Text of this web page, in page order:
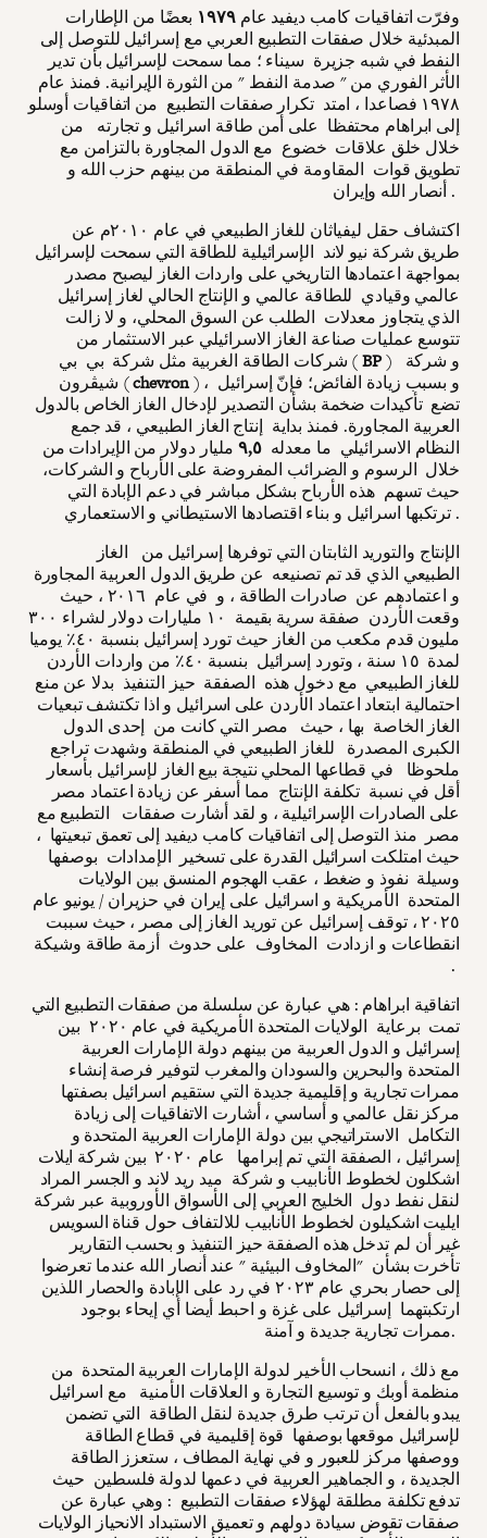
وفرّت اتفاقيات كامب ديفيد عام١٩٧٩ بعضًا من الإطارات
المبدئية خلال صفقات التطبيع العربي مع إسرائيل للتوصل إلى
النفط في شبه جزيرة سيناء ؛ مما سمحت لإسرائيل بأن تدير
الأثر الفوري من " صدمة النفط " من الثورة الإيرانية. فمنذ عام
١٩٧٨ فصاعدا ، امتد تكرار صفقات التطبيع من اتفاقيات أوسلو
إلى ابراهام محتفظا على أمن طاقة اسرائيل و تجارته من
خلال خلق علاقات خضوع مع الدول المجاورة بالتزامن مع
تطويق قوات المقاومة في المنطقة من بينهم حزب الله و
أنصار الله وإيران .
طريق شركة نيو لاند الإسرائيلية للطاقة التي سمحت لإسرائيل
بمواجهة اعتمادها التاريخي على واردات الغاز ليصبح مصدر
عالمي وقيادي للطاقة عالمي و الإنتاج الحالي لغاز إسرائيل
الذي يتجاوز معدلات الطلب عن السوق المحلي، و لا زالت
تتوسع عمليات صناعة الغاز الاسرائيلي عبر الاستثمار من
شركات الطاقة الغربية مثل شركة بي بي (BP) و شركة
شيڤرون (chevron) ، و بسبب زيادة الفائض؛ فإنّ إسرائيل
تضع تأكيدات ضخمة بشأن التصدير لإدخال الغاز الخاص بالدول
العربية المجاورة. فمنذ بداية إنتاج الغاز الطبيعي ، قد جمع
النظام الاسرائيلي ما معدله٩,٥مليار دولار من الإيرادات من
خلال الرسوم و الضرائب المفروضة على الأرباح و الشركات،
حيث تسهم هذه الأرباح بشكل مباشر في دعم الإبادة التي
ترتكبها اسرائيل و بناء اقتصادها الاستيطاني و الاستعماري .
الطبيعي الذي قد تم تصنيعه عن طريق الدول العربية المجاورة
و اعتمادهم عن صادرات الطاقة ، و في عام ٢٠١٦ ، حيث
وقعت الأردن صفقة سرية بقيمة ١٠ مليارات دولار لشراء ٣٠٠
مليون قدم مكعب من الغاز حيث تورد إسرائيل بنسبة ٤٠٪ يوميا
لمدة ١٥ سنة ، وتورد إسرائيل بنسبة ٤٠٪ من واردات الأردن
للغاز الطبيعي مع دخول هذه الصفقة حيز التنفيذ بدلا عن منع
احتمالية ابتعاد اعتماد الأردن على اسرائيل و اذا تكتشف تبعيات
الغاز الخاصة بها ، حيث مصر التي كانت من إحدى الدول
الكبرى المصدرة للغاز الطبيعي في المنطقة وشهدت تراجع
ملحوظا في قطاعها المحلي نتيجة بيع الغاز لإسرائيل بأسعار
أقل في نسبة تكلفة الإنتاج مما أسفر عن زيادة اعتماد مصر
على الصادرات الإسرائيلية ، و لقد أشارت صفقات التطبيع مع
مصر منذ التوصل إلى اتفاقيات كامب ديفيد إلى تعمق تبعيتها ،
حيث امتلكت اسرائيل القدرة على تسخير الإمدادات بوصفها
وسيلة نفوذ و ضغط ، عقب الهجوم المنسق بين الولايات
المتحدة الأمريكية و اسرائيل على إيران في حزيران / يونيو عام
٢٠٢٥ ، توقف إسرائيل عن توريد الغاز إلى مصر ، حيث سببت
انقطاعات و ازدادت المخاوف على حدوث أزمة طاقة وشيكة
.
اتفاقية ابراهام : هي عبارة عن سلسلة من صفقات التطبيع التي
تمت برعاية الولايات المتحدة الأمريكية في عام ٢٠٢٠ بين
إسرائيل و الدول العربية من بينهم دولة الإمارات العربية
المتحدة والبحرين والسودان والمغرب لتوفير فرصة إنشاء
ممرات تجارية و إقليمية جديدة التي ستقيم اسرائيل بصفتها
مركز نقل عالمي و أساسي ، أشارت الاتفاقيات إلى زيادة
التكامل الاستراتيجي بين دولة الإمارات العربية المتحدة و
إسرائيل ، الصفقة التي تم إبرامها عام ٢٠٢٠ بين شركة ايلات
اشكلون لخطوط الأنابيب و شركة ميد ريد لاند و الجسر المراد
لنقل نفط دول الخليج العربي إلى الأسواق الأوروبية عبر شركة
ايليت اشكيلون لخطوط الأنابيب للالتفاف حول قناة السويس
غير أن لم تدخل هذه الصفقة حيز التنفيذ و بحسب التقارير
تأخرت بشأن "المخاوف البيئية " عند أنصار الله عندما تعرضوا
إلى حصار بحري عام ٢٠٢٣ في رد على الإبادة والحصار اللذين
ارتكبتهما إسرائيل على غزة و احبط أيضا أي إيحاء بوجود
ممرات تجارية جديدة و آمنة.
مع ذلك ، انسحاب الأخير لدولة الإمارات العربية المتحدة من
منظمة أوبك و توسيع التجارة و العلاقات الأمنية مع اسرائيل
يبدو بالفعل أن ترتب طرق جديدة لنقل الطاقة التي تضمن
لإسرائيل موقعها بوصفها قوة إقليمية في قطاع الطاقة
ووصفها مركز للعبور و في نهاية المطاف ، ستعزز الطاقة
الجديدة ، و الجماهير العربية في دعمها لدولة فلسطين حيث
تدفع تكلفة مطلقة لهؤلاء صفقات التطبيع : وهي عبارة عن
صفقات تقوض سيادة دولهم و تعميق الاستبداد الانحياز الولايات